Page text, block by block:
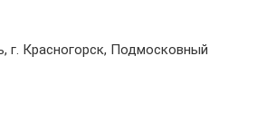
г. Красногорск, Подмосковный